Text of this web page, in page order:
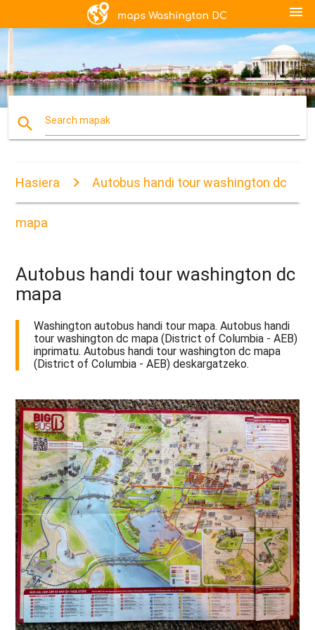
menu
search Search mapak
Hasiera Autobus handi tour washington dc
mapa
Autobus handi tour washington dc
mapa
Washington autobus handi tour mapa. Autobus handi
tour washington dc mapa (District of Columbia - AEB)
inprimatu. Autobus handi tour washington dc mapa
(District of Columbia - AEB) deskargatzeko.